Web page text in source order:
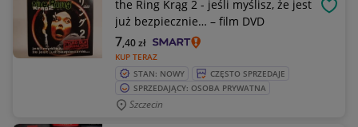
the Ring Krąg 2 - jeśli myślisz, że jest
już bezpiecznie… – film DVD
KUP TERAZ
7,40zł
STAN: NOWY
CZĘSTO SPRZEDAJE
SPRZEDAJĄCY: OSOBA PRYWATNA
Szczecin